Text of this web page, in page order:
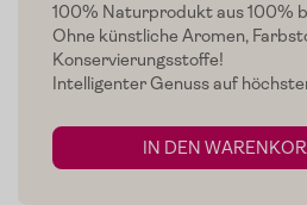
100% Naturprodukt aus 100%
Ohne künstliche Aromen,
Konservierungsstoffe!
Intelligenter Genuss auf
IN DEN